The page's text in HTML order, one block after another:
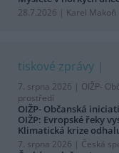
28.7.2026 | Karel Makoň
tiskové zprávy
7. srpna 2026 | OIŽP-
prostředí
OIŽP- Občanská
OIŽP: Evropské řeky
Klimatická krize
7. srpna 2026 | Česká